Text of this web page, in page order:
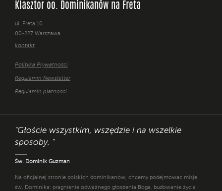
Klasztor oo. Dominikanów na Freta
ul. Freta 10
00-227 Warszawa
kontakt
Polityka Prywatności
Regulamin Newsletter
Regulamin płatności
"Głoście wszystkim, wszędzie i na wszelkie
sposoby. "
Św. Dominik Guzman
Na oficjalnej stronie polskich dominikanów, chcemy podejmować misję
św. Dominika: pragnienie odważnego głoszenia Boga, budowanie życia